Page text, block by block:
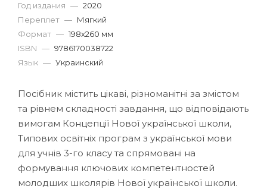
Год издания — 2020
Переплет — Мягкий
Формат — 198x260 мм
ISBN — 9786170038722
Язык — Украинский
Посібник містить цікаві, різноманітні за змістом
та рівнем складності завдання, що відповідають
вимогам Концепції Нової української школи,
Типових освітніх програм з української мови
для учнів 3-го класу та спрямовані на
формування ключових компетентностей
молодших школярів Нової української школи.